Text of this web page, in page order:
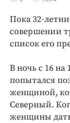
Спорт
Пока 32-
совершении
список его
В ночь с 16 на
попытался
женщиной,
Северный.
женщины